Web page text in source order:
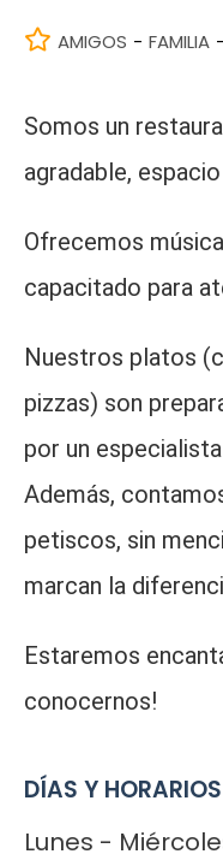
AMIGOS - FAMILIA -
Somos un
agradable,
Ofrecemos
capacitado para
Nuestros platos
pizzas) son
por un
Además,
petiscos, sin
marcan la
Estaremos
conocernos!
DÍAS Y HORARIOS
Lunes -